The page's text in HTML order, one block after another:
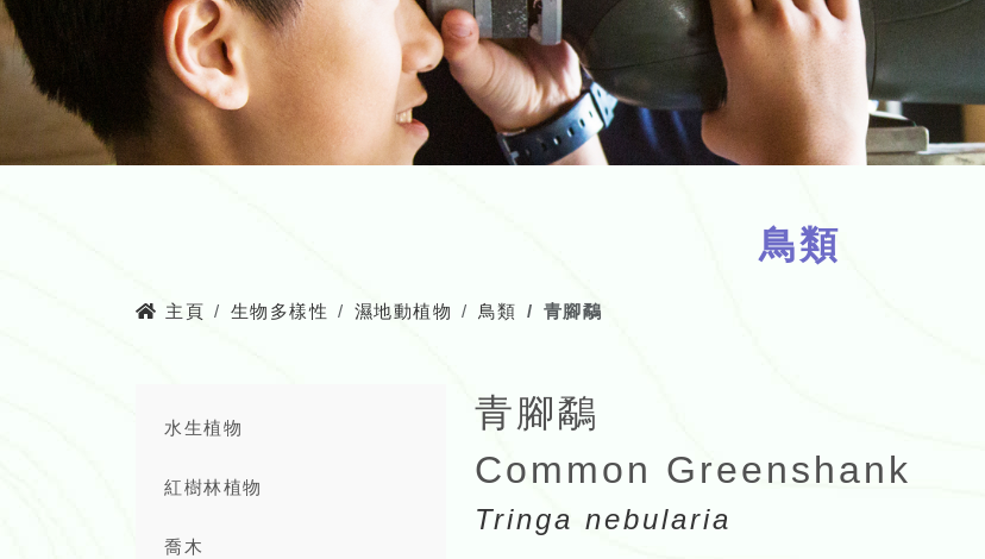
鳥類
主頁 生物多樣性 濕地動植物 鳥類 青腳鷸
水生植物
紅樹林植物
喬木
青腳鷸
Common Greenshank
Tringa nebularia